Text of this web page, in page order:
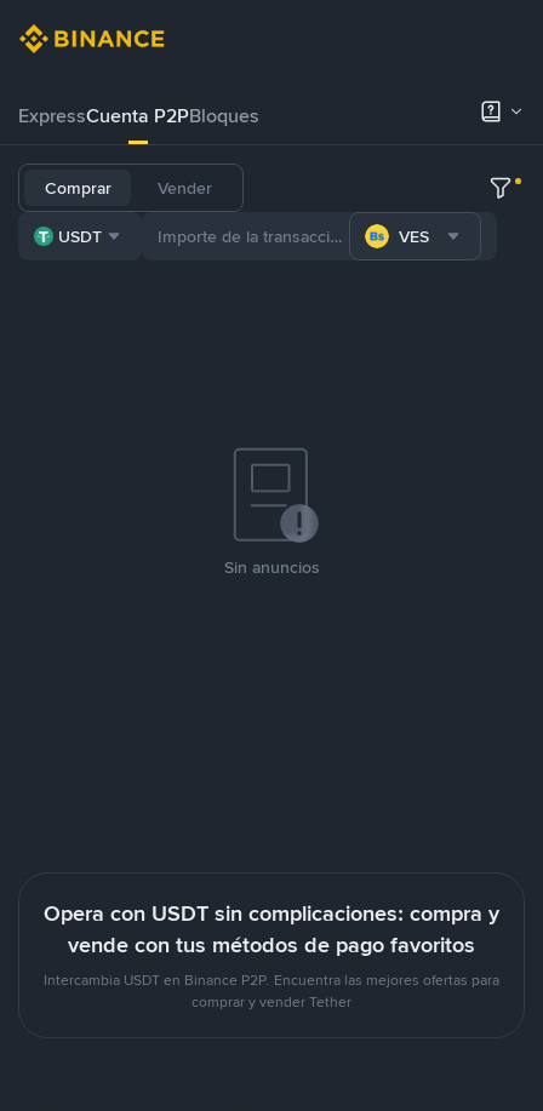
ExpressCuenta P2PBloques
Comprar Vender
USDT VES
Sin anuncios
Opera con USDT sin complicaciones: compra y
vende con tus métodos de pago favoritos
Intercambia USDT en Binance P2P. Encuentra las mejores ofertas para
comprar y vender Tether